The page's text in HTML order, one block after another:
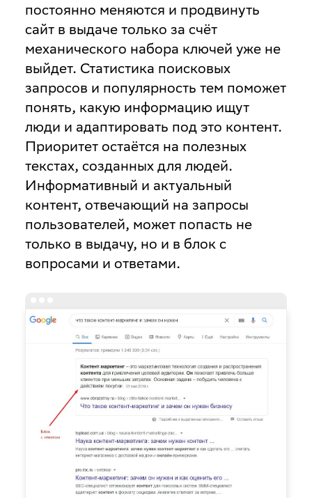
постоянно меняются и продвинуть
сайт в выдаче только за счёт
механического набора ключей уже не
выйдет. Статистика поисковых
запросов и популярность тем поможет
понять, какую информацию ищут
люди и адаптировать под это контент.
Приоритет остаётся на полезных
текстах, созданных для людей.
Информативный и актуальный
контент, отвечающий на запросы
пользователей, может попасть не
только в выдачу, но и в блок с
вопросами и ответами.